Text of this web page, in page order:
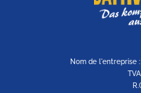
Nom de l'entreprise :